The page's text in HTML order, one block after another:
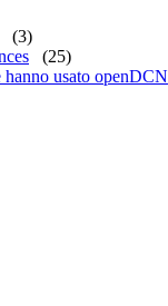
(3)
(25)
usato openDCN